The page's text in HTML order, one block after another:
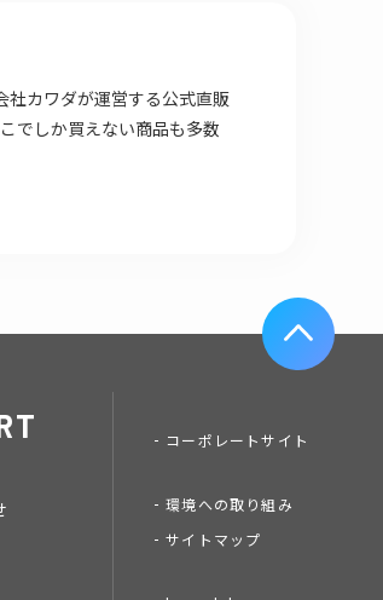
カワダが運営する公式直販
でしか買えない商品も多数
コーポレートサイト
環境への取り組み
サイトマップ